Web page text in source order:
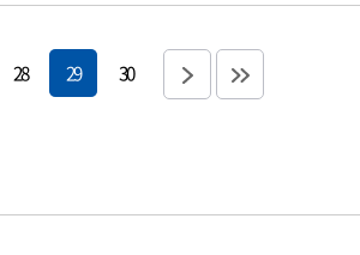
28 29 30